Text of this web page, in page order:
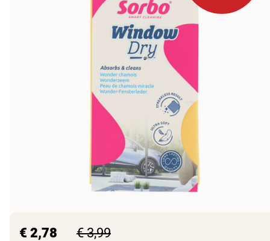
€ 2,78 € 3,99